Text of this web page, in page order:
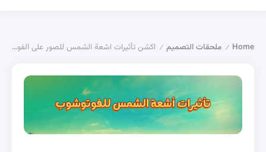
Home
/ ملحقات التصميم / اكشن تأثيرات اشعة الشمس للصور على الفوتوشوب